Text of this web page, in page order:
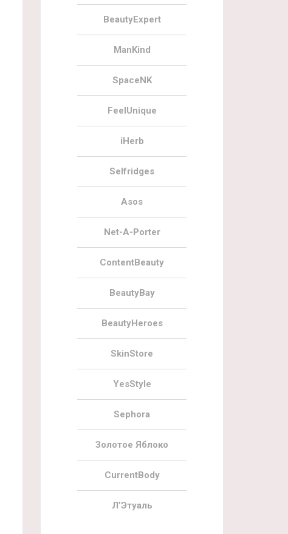
BeautyExpert
ManKind
SpaceNK
FeelUnique
iHerb
Selfridges
Asos
Net-A-Porter
ContentBeauty
BeautyBay
BeautyHeroes
SkinStore
YesStyle
Sephora
Золотое Яблоко
CurrentBody
Л’Этуаль